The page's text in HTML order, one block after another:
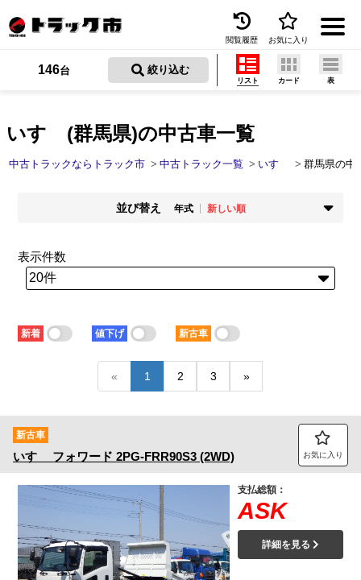
トラック買取
トラック市とは
保存した検索条件
トラック市FC会員専用ページはこちら
ログイン
閲覧履歴 お気に入り
いすゞ(群馬県)の中古車一覧
146台 絞り込む
リスト カード 表
中古トラックならトラック市 中古トラック一覧 いすゞ 群馬県の中
並び替え 年式
新しい順
新着順
走行距離
少ない順
多い順
価格
安い順
高い順
少ない順
多い順
短い順
表示件数
新着 値下げ 新古車
« 1 2 3 »
新古車
いすゞ フォワード 2PG-FRR90S3 (2WD) お気に入り
支払総額：
ASK
詳細を見る